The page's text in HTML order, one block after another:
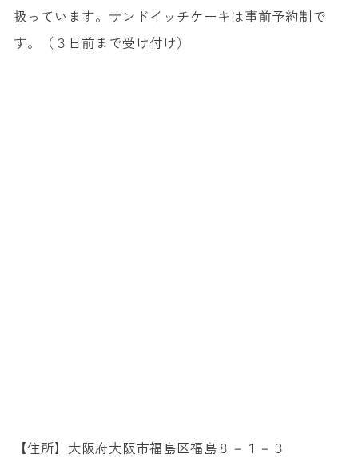
扱っています。サンドイッチケーキは事前予約制で
す。（３日前まで受け付け）
【住所】大阪府大阪市福島区福島８－１－３